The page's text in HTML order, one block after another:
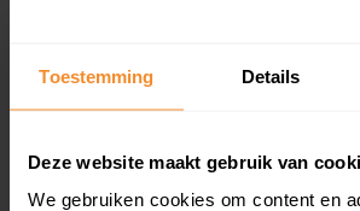
Toestemming Details
Deze website maakt gebruik van
We gebruiken cookies om content en
111 m2 950 m2
02 september 2025